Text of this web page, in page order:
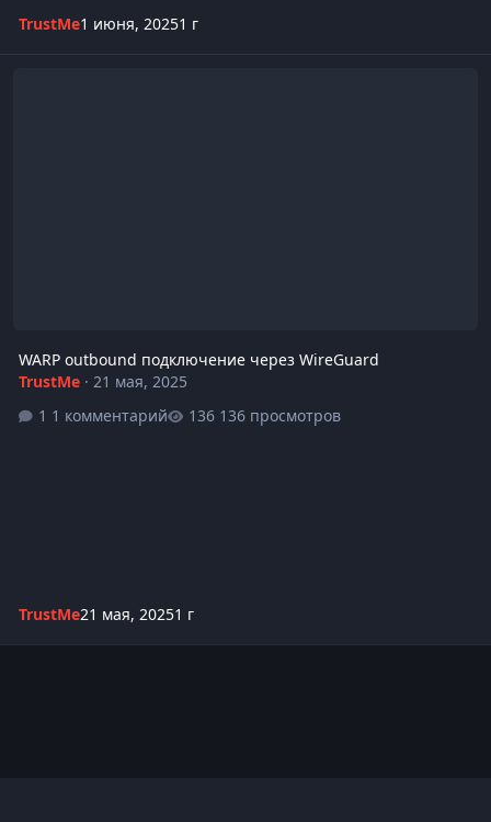
TrustMe1 июня, 20251 г
WARP outbound подключение через WireGuard
TrustMe· 21 мая, 2025
1 комментарий
136 просмотров
TrustMe21 мая, 20251 г